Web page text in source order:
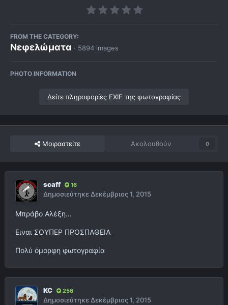
FROM THE CATEGORY:
Νεφελώματα · 5894 images
PHOTO INFORMATION
Δείτε πληροφορίες EXIF της φωτογραφίας
Μοιραστείτε Ακολουθούν 0
scaff 16
ΔημοσιεύτηκεΔεκέμβριος 1, 2015
Μπράβο Αλέξη...
Ειναι ΣΟΥΠΕΡ ΠΡΟΣΠΑΘΕΙΑ
Πολύ όμορφη φωτογραφία
KC 256
ΔημοσιεύτηκεΔεκέμβριος 1, 2015